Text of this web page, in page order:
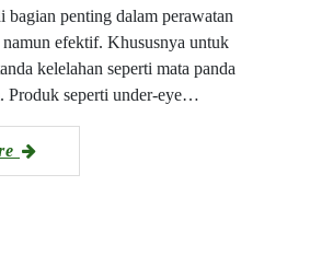
bagian penting dalam perawatan
efektif. Khususnya untuk
kelelahan seperti mata panda
Produk seperti under-eye…